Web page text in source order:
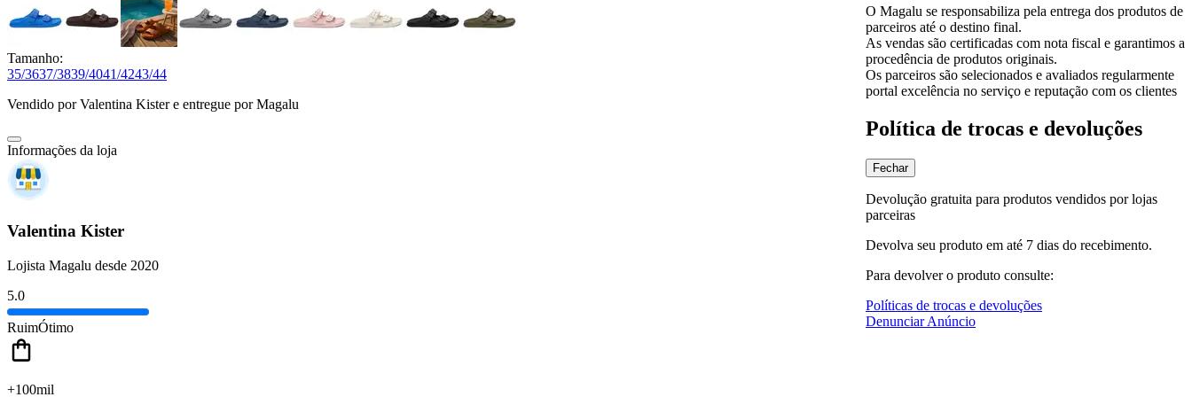
Tamanho:
35/3637/3839/4041/4243/44
Vendido porValentina Kistere entregue por Magalu
Informações da loja
Valentina Kister
Lojista Magalu desde 2020
5.0
RuimÓtimo
+100mil
O Magalu se responsabiliza pela entrega dos produtos de
parceiros até o destino final.
As vendas são certificadas com nota fiscal e garantimos a
procedência de produtos originais.
Os parceiros são selecionados e avaliados regularmente
portal excelência no serviço e reputação com os clientes
Política de trocas e devoluções
Fechar
Devolução gratuita para produtos vendidos por lojas
parceiras
Devolva seu produto em até 7 dias do recebimento.
Para devolver o produto consulte:
Políticas de trocas e devoluções
Denunciar Anúncio